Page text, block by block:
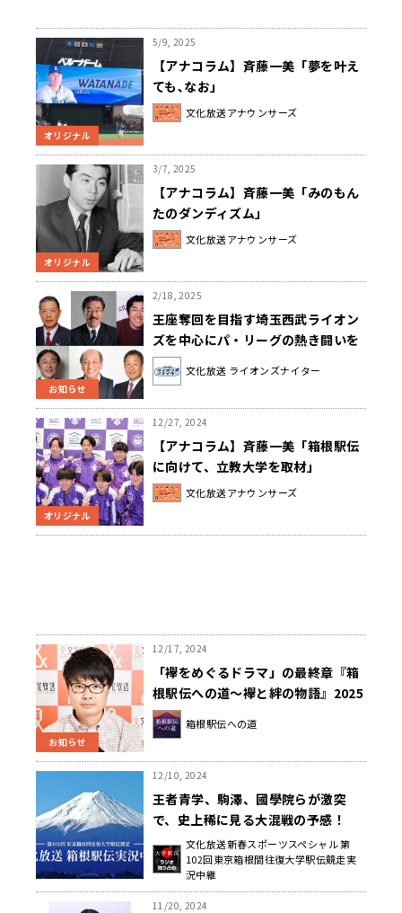
オリジナル
5/9, 2025
【アナコラム】斉藤一美「夢を叶え
ても､なお」
文化放送アナウンサーズ
オリジナル
3/7, 2025
【アナコラム】斉藤一美「みのもん
たのダンディズム」
文化放送アナウンサーズ
お知らせ
2/18, 2025
王座奪回を目指す埼玉西武ライオン
ズを中心にパ・リーグの熱き闘いを
中継『文化放送ライオンズナイタ
ー』 4/1（火）スタート！渡辺久信
直前特番の公開生放送も！
文化放送 ライオンズナイター
オリジナル
12/27, 2024
【アナコラム】斉藤一美「箱根駅伝
に向けて、立教大学を取材」
文化放送アナウンサーズ
お知らせ
12/17, 2024
「襷をめぐるドラマ」の最終章『箱
根駅伝への道～襷と絆の物語』2025
年1月10日（金）午後7時～放送決
定！
箱根駅伝への道
12/10, 2024
王者青学、駒澤、國學院らが激突
で、史上稀に見る大混戦の予感！
『文化放送 新春スポーツスペシャル
第101回東京箱根間往復大学駅伝競
走実況中継』 2025年1月2日
（木）・3日（金）文化放送ほか全
文化放送新春スポーツスペシャル 第
102回東京箱根間往復大学駅伝競走実
況中継
11/20, 2024